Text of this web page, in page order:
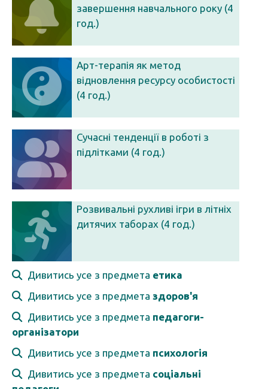
завершення навчального року (4
год.)
Арт-терапія як метод
відновлення ресурсу особистості
(4 год.)
Сучасні тенденції в роботі з
підлітками (4 год.)
Розвивальні рухливі ігри в літніх
дитячих таборах (4 год.)
Дивитись усе з предмета етика
Дивитись усе з предмета здоров'я
Дивитись усе з предмета педагоги-
організатори
Дивитись усе з предмета психологія
Дивитись усе з предмета соціальні